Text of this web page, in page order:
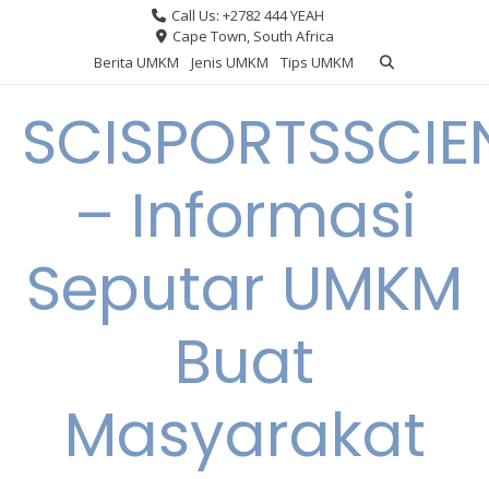
Call Us: +2782 444 YEAH
Cape Town, South Africa
Berita UMKM
Jenis UMKM Tips UMKM
– Informasi
Seputar UMKM
Buat
Masyarakat